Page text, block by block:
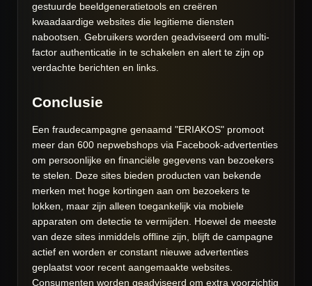
gestuurde beeldgeneratietools en creëren
kwaadaardige websites die legitieme diensten
nabootsen. Gebruikers worden geadviseerd om multi-
factor authenticatie in te schakelen en alert te zijn op
verdachte berichten en links.
Conclusie
Een fraudecampagne genaamd "ERIAKOS" promoot
meer dan 600 nepwebshops via Facebook-advertenties
om persoonlijke en financiële gegevens van bezoekers
te stelen. Deze sites bieden producten van bekende
merken met hoge kortingen aan om bezoekers te
lokken, maar zijn alleen toegankelijk via mobiele
apparaten om detectie te vermijden. Hoewel de meeste
van deze sites inmiddels offline zijn, blijft de campagne
actief en worden er constant nieuwe advertenties
geplaatst voor recent aangemaakte websites.
Consumenten worden geadviseerd om extra voorzichtig